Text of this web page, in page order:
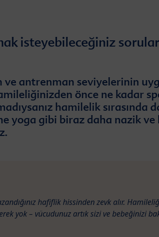
isteyebileceğiniz sorular
ve antrenman seviyelerinin
önce ne kadar
hamilelik sırasında
gibi biraz daha nazik ve
hafiflik hissinden zevk alır.
yok – vücudunuz artık sizi ve bebeğinizi